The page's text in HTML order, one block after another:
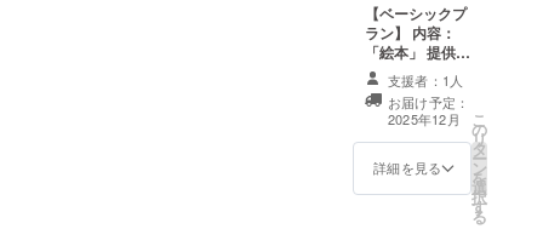
【ベーシックプ
ラン】 内容：
「絵本」 提供方
法：XのDMもし
くはメールにて
ダウンロード先
URLをお送りし
ます。 ※ 絵本は
電子書籍(PDF)
支援者：1人
お届け予定：
2025年12月
詳細を見る
こ
の
リ
タ
ー
ン
を
選
択
す
る